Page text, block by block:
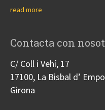
read more
Contacta con
C/ Coll i Vehí, 17
17100, La Bisbal d’
Girona